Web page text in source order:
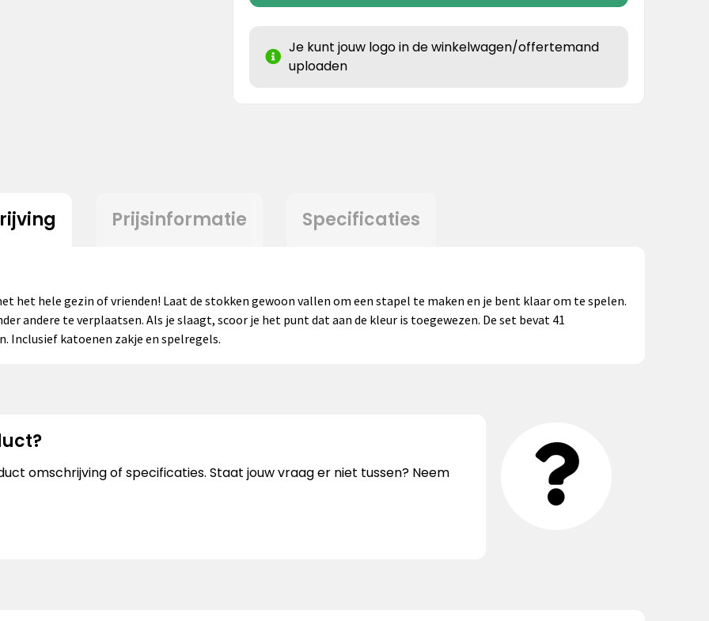
Je kunt jouw logo in de winkelwagen/offertemand
uploaden
Prijsinformatie Specificaties
het hele gezin of vrienden! Laat de stokken gewoon vallen om een ​​stapel te maken en je bent klaar om te spelen.
andere te verplaatsen. Als je slaagt, scoor je het punt dat aan de kleur is toegewezen. De set bevat 41
Inclusief katoenen zakje en spelregels.
omschrijving of specificaties. Staat jouw vraag er niet tussen? Neem